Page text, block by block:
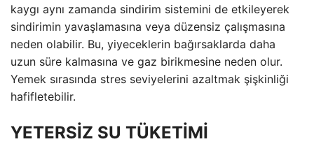
kaygı aynı zamanda sindirim sistemini de etkileyerek
sindirimin yavaşlamasına veya düzensiz çalışmasına
neden olabilir. Bu, yiyeceklerin bağırsaklarda daha
uzun süre kalmasına ve gaz birikmesine neden olur.
Yemek sırasında stres seviyelerini azaltmak şişkinliği
hafifletebilir.
YETERSİZ SU TÜKETİMİ